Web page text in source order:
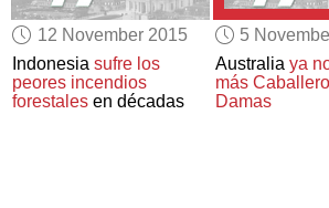
12 November 2015
Indonesiasufre los
peores incendios
forestales en décadas
5
Australia ya
más
Damas